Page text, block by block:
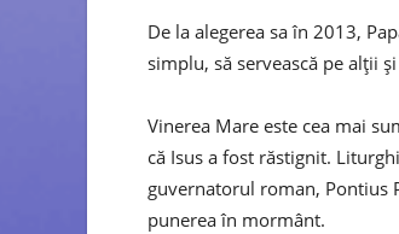
De la alegerea sa în 2013,
simplu, să servească pe alții
Vinerea Mare este cea mai
că Isus a fost răstignit.
guvernatorul roman, Pontius
punerea în mormânt.